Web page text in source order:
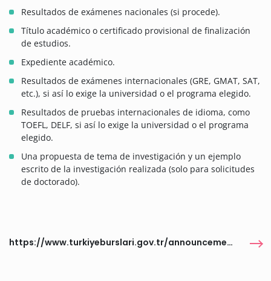
Resultados de exámenes nacionales (si procede).
Título académico o certificado provisional de finalización
de estudios.
Expediente académico.
Resultados de exámenes internacionales (GRE, GMAT, SAT,
etc.), si así lo exige la universidad o el programa elegido.
Resultados de pruebas internacionales de idioma, como
TOEFL, DELF, si así lo exige la universidad o el programa
elegido.
Una propuesta de tema de investigación y un ejemplo
escrito de la investigación realizada (solo para solicitudes
de doctorado).
https://www.turkiyeburslari.gov.tr/announcements/turkiye-scholarships-2026-applications-121